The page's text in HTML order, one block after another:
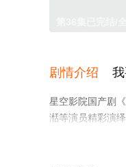
剧情介绍
星空影院国产剧
湉等演员精彩演
多相关信息可移